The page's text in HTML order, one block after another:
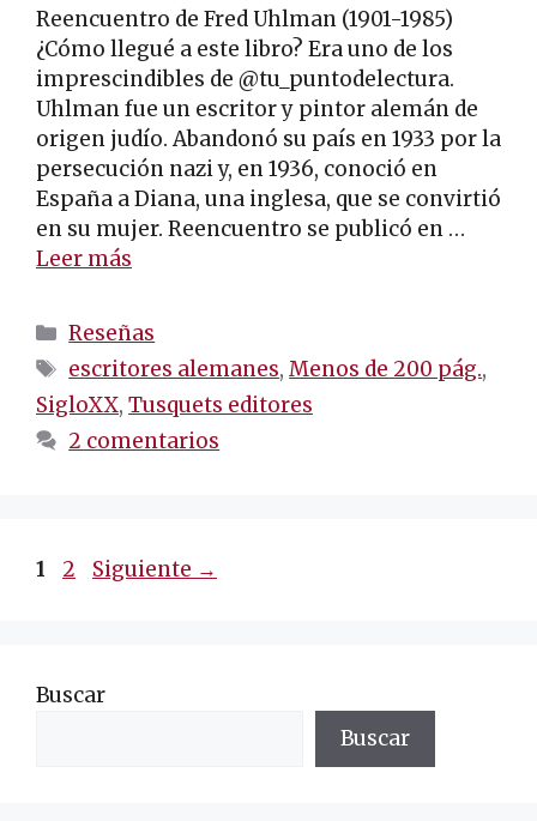
Reencuentro de Fred Uhlman (1901-1985)
¿Cómo llegué a este libro? Era uno de los
imprescindibles de @tu_puntodelectura.
Uhlman fue un escritor y pintor alemán de
origen judío. Abandonó su país en 1933 por la
persecución nazi y, en 1936, conoció en
España a Diana, una inglesa, que se convirtió
en su mujer. Reencuentro se publicó en …
Leer más
Categorías
Reseñas
Etiquetas
escritores alemanes,Menos de 200 pág.,
SigloXX, Tusquets editores
2 comentarios
Navegación
Página
1 Página
2 Siguiente →
Buscar
Buscar